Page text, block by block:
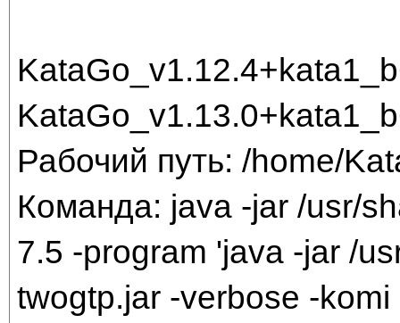
Рабочий путь: /home/
Команда: java -jar /usr/
7.5 -program 'java -jar /
twogtp.jar -verbose -